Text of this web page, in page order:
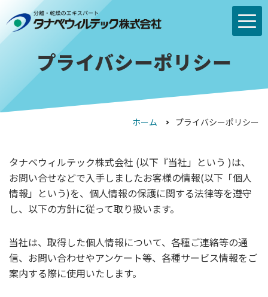
プライバシーポリシー
ホーム プライバシーポリシー
タナベウィルテック株式会社 (以下『当社」という )は、
お問い合せなどで入手しましたお客様の情報(以下「個人
情報」という)を、個人情報の保護に関する法律等を遵守
し、以下の方針に従って取り扱います。
当社は、取得した個人情報について、各種ご連絡等の通
信、お問い合わせやアンケート等、各種サービス情報をご
案内する際に使用いたします。